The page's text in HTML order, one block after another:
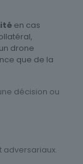
en cas
drone
que de la
décision ou